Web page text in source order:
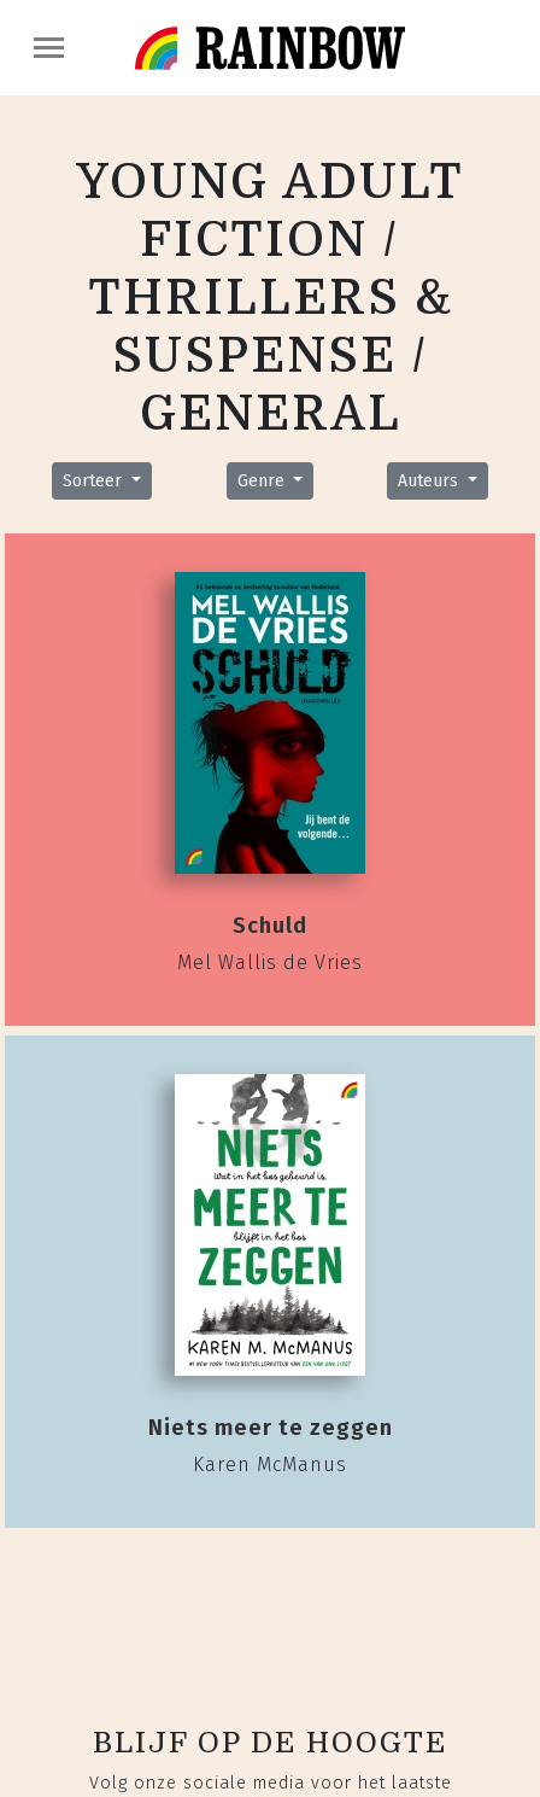
YOUNG ADULT
FICTION /
THRILLERS &
SUSPENSE /
GENERAL
Sorteer Genre Auteurs
Schuld
Mel Wallis de Vries
Niets meer te zeggen
Karen McManus
BLIJF OP DE HOOGTE
Volg onze sociale media voor het laatste